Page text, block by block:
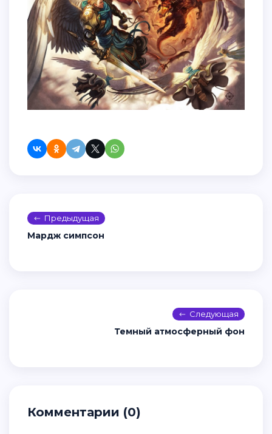
Предыдущая
Мардж симпсон
Следующая
Темный атмосферный фон
Комментарии (0)